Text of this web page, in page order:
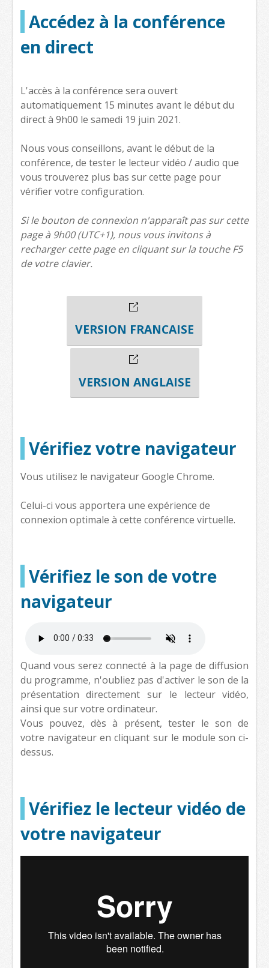
Accédez à la conférence
en direct
L'accès à la conférence sera ouvert
automatiquement 15 minutes avant le début du
direct à 9h00 le samedi 19 juin 2021.
Nous vous conseillons, avant le début de la
conférence, de tester le lecteur vidéo / audio que
vous trouverez plus bas sur cette page pour
vérifier votre configuration.
Si le bouton de connexion n'apparaît pas sur cette
page à 9h00 (UTC+1), nous vous invitons à
recharger cette page en cliquant sur la touche F5
de votre clavier.
VERSION FRANCAISE
VERSION ANGLAISE
Vérifiez votre navigateur
Vous utilisez le navigateur Google Chrome.
Celui-ci vous apportera une expérience de
connexion optimale à cette conférence virtuelle.
Vérifiez le son de votre
navigateur
Quand vous serez connecté à la page de diffusion
du programme, n'oubliez pas d'activer le son de la
présentation directement sur le lecteur vidéo,
ainsi que sur votre ordinateur.
Vous pouvez, dès à présent, tester le son de
votre navigateur en cliquant sur le module son ci-
dessus.
Vérifiez le lecteur vidéo de
votre navigateur